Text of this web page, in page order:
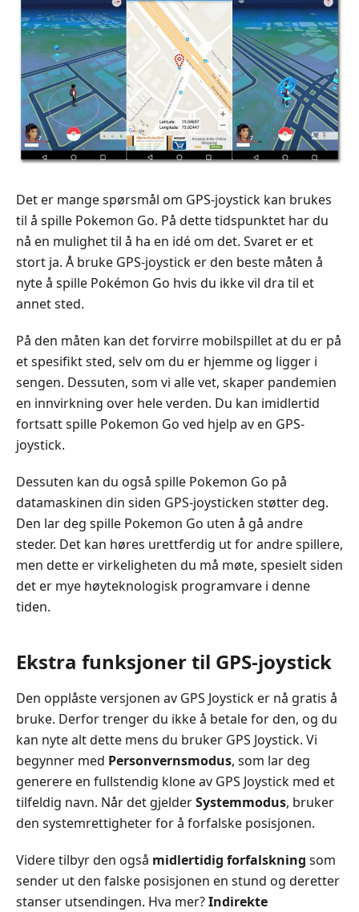
Det er mange spørsmål om GPS-joystick kan brukes
til å spille Pokemon Go. På dette tidspunktet har du
nå en mulighet til å ha en idé om det. Svaret er et
stort ja. Å bruke GPS-joystick er den beste måten å
nyte å spille Pokémon Go hvis du ikke vil dra til et
annet sted.
På den måten kan det forvirre mobilspillet at du er på
et spesifikt sted, selv om du er hjemme og ligger i
sengen. Dessuten, som vi alle vet, skaper pandemien
en innvirkning over hele verden. Du kan imidlertid
fortsatt spille Pokemon Go ved hjelp av en GPS-
joystick.
Dessuten kan du også spille Pokemon Go på
datamaskinen din siden GPS-joysticken støtter deg.
Den lar deg spille Pokemon Go uten å gå andre
steder. Det kan høres urettferdig ut for andre spillere,
men dette er virkeligheten du må møte, spesielt siden
det er mye høyteknologisk programvare i denne
tiden.
Ekstra funksjoner til GPS-joystick
Den opplåste versjonen av GPS Joystick er nå gratis å
bruke. Derfor trenger du ikke å betale for den, og du
kan nyte alt dette mens du bruker GPS Joystick. Vi
begynner med Personvernsmodus, som lar deg
generere en fullstendig klone av GPS Joystick med et
tilfeldig navn. Når det gjelderSystemmodus, bruker
den systemrettigheter for å forfalske posisjonen.
Videre tilbyr den også midlertidig forfalskning som
sender ut den falske posisjonen en stund og deretter
stanser utsendingen. Hva mer?Indirekte